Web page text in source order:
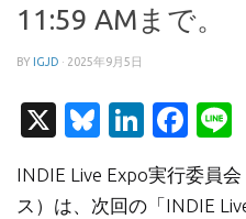
11:59 AMまで。
BY IGJD · 2025年9月5日
X Bluesky
INDIE Live Expo実行委員
ス）は、次回の「INDIE